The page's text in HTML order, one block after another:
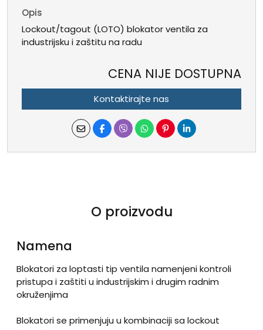
Opis
Lockout/tagout (LOTO) blokator ventila za
industrijsku i zaštitu na radu
CENA NIJE DOSTUPNA
Kontaktirajte nas
O proizvodu
Namena
Blokatori za loptasti tip ventila namenjeni kontroli
pristupa i zaštiti u industrijskim i drugim radnim
okruženjima
Blokatori se primenjuju u kombinaciji sa lockout